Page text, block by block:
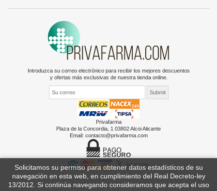
Introduzca su correo electrónico para recibir los mejores descuentos
y ofertas más exclusivas de nuestra tienda online.
Privafarma
Plaza de la Concordia, 1 03802 Alcoi Alicante
Email: contacto@privafarma.com
Solicitamos su permiso para obtener datos estadísticos de su
navegación en esta web, en cumplimiento del Real Decreto-ley
13/2012. Si continúa navegando consideramos que acepta el uso